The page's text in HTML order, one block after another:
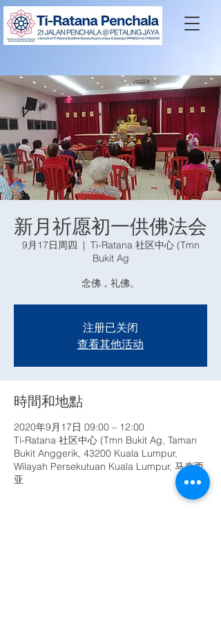
新月祈愿初一供佛法会
9月17日周四
  |
Ti-Ratana 社区中心 (Tmn
Bukit Ag
念佛，礼佛。
注册已关闭
查看其他活动
時間和地點
2020年9月17日 09:00 – 12:00
Ti-Ratana 社区中心 (Tmn Bukit Ag, Taman
Bukit Anggerik, 43200 Kuala Lumpur,
Wilayah Persekutuan Kuala Lumpur, 马来西
亚